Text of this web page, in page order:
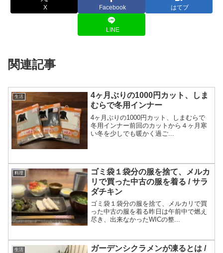
X Facebook はてブ
LINE
関連記事
生活
4ヶ月ぶりの1000円カット、しま
むらで冬用インナー
4ヶ月ぶりの1000円カット、しまむらで
冬用インナー前回のカットから４ヶ月寒
い冬を少しでも暖かく過ご...
料理
ゴミ袋１袋分の服を捨て、メルカ
リで買った中古の服を着る / サラ
ダチキン
ゴミ袋１袋分の服を捨て、メルカリで買
った中古の服を着る昨日は午前中で燃え
尽き、出来なかったWICの整...
生活
ガーデンシクラメンが凍るとは /